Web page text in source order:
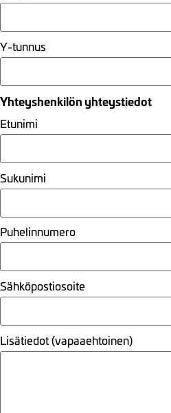
Y-tunnus
Yhteyshenkilön yhteystiedot
Etunimi
Sukunimi
Puhelinnumero
Sähköpostiosoite
Lisätiedot (vapaaehtoinen)